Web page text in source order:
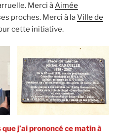
Merci àAimée
proches. Merci à laVille de
cette initiative.
j’ai prononcé ce matin à